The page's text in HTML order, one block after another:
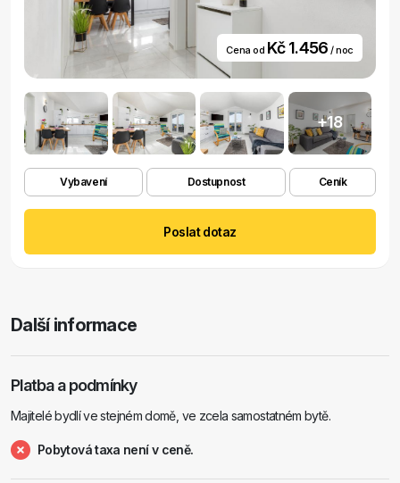
Cena od Kč 1.456 / noc
+18
Vybavení Dostupnost Ceník
Poslat dotaz
Další informace
Platba a podmínky
Majitelé bydlí ve stejném domě, ve zcela samostatném bytě.
Pobytová taxa není v ceně.